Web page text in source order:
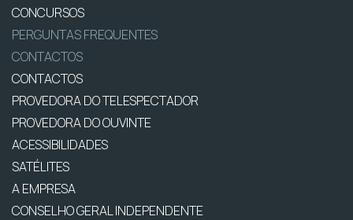
CONCURSOS
PERGUNTAS FREQUENTES
CONTACTOS
CONTACTOS
PROVEDORA DO TELESPECTADOR
PROVEDORA DO OUVINTE
ACESSIBILIDADES
SATÉLITES
A EMPRESA
CONSELHO GERAL INDEPENDENTE